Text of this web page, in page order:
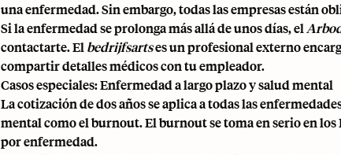
una enfermedad. Sin embargo, todas las empresas están
Si la enfermedad se prolonga más allá de unos días, el
contactarte. El bedrijfsartses un profesional externo
compartir detalles médicos con tu empleador.
Casos especiales: Enfermedad a largo plazo y salud mental
La cotización de dos años se aplica a todas las
mental como el burnout. El burnout se toma en serio en
por enfermedad.